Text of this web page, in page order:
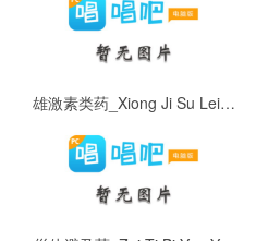
雄激素类药_Xiong Ji Su Lei Yao